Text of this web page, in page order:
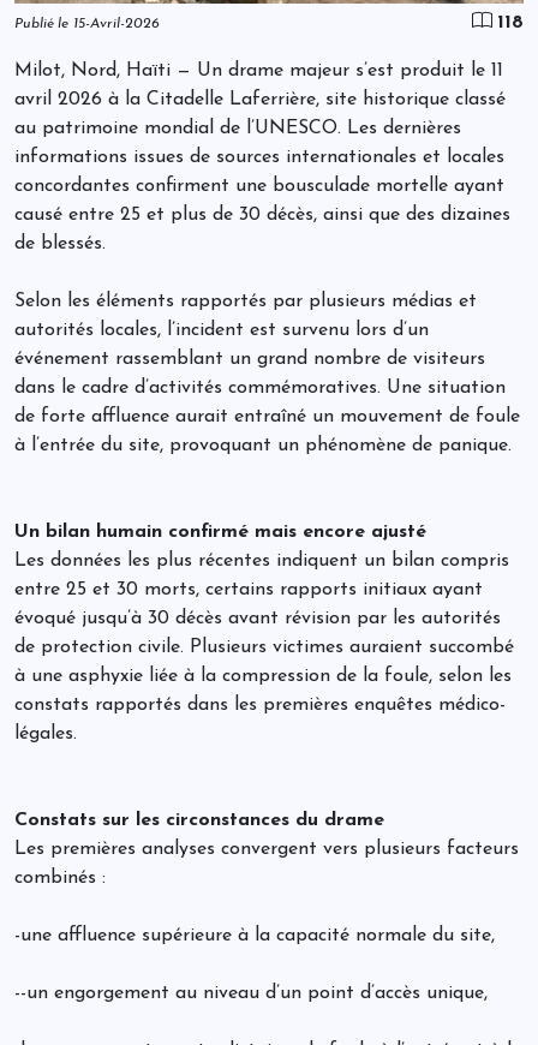
Publié le 15-Avril-2026 118
Milot, Nord, Haïti — Un drame majeur s’est produit le 11
avril 2026 à la Citadelle Laferrière, site historique classé
au patrimoine mondial de l’UNESCO. Les dernières
informations issues de sources internationales et locales
concordantes confirment une bousculade mortelle ayant
causé entre 25 et plus de 30 décès, ainsi que des dizaines
de blessés.
Selon les éléments rapportés par plusieurs médias et
autorités locales, l’incident est survenu lors d’un
événement rassemblant un grand nombre de visiteurs
dans le cadre d’activités commémoratives. Une situation
de forte affluence aurait entraîné un mouvement de foule
à l’entrée du site, provoquant un phénomène de panique.
Un bilan humain confirmé mais encore ajusté
Les données les plus récentes indiquent un bilan compris
entre 25 et 30 morts, certains rapports initiaux ayant
évoqué jusqu’à 30 décès avant révision par les autorités
de protection civile. Plusieurs victimes auraient succombé
à une asphyxie liée à la compression de la foule, selon les
constats rapportés dans les premières enquêtes médico-
légales.
Constats sur les circonstances du drame
Les premières analyses convergent vers plusieurs facteurs
combinés :
-une affluence supérieure à la capacité normale du site,
--un engorgement au niveau d’un point d’accès unique,